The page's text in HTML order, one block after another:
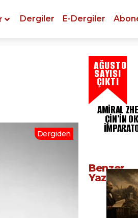
Dergiler E-Dergiler
Dergiden
AĞUSTOS
SAYISI
ÇIKTI
AMIRAL
ÇIN'IN
Benzer
Yazılar